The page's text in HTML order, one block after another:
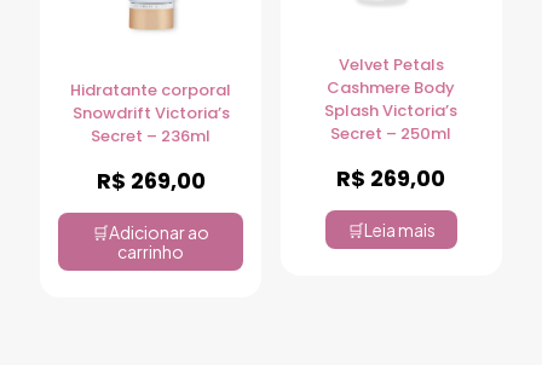
Hidratante corporal
Snowdrift Victoria’s
Secret – 236ml
R$ 269,00
Adicionar ao
carrinho
Velvet Petals
Cashmere Body
Splash Victoria’s
Secret – 250ml
R$ 269,00
Leia mais